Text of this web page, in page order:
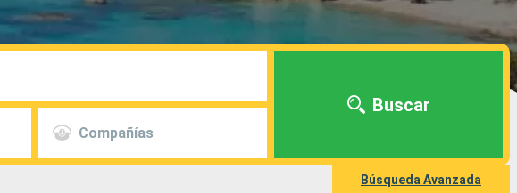
Compañías
Buscar
Búsqueda Avanzada